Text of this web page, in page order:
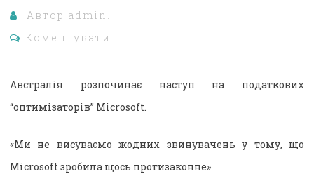
Автор admin.
Коментувати
Австралія розпочинає наступ на податкових
“оптимізаторів” Microsoft.
«Ми не висуваємо жодних звинувачень у тому, що
Microsoft зробила щось протизаконне»